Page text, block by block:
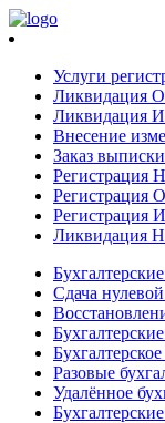
Услуги
Ликвидация
Ликвидация
Внесение
Заказ
Регистрация
Регистрация
Регистрация
Ликвидация
Сдача
Разовые
Удалённое